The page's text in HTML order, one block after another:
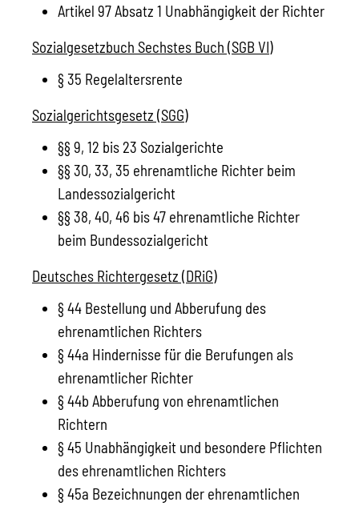
Artikel 97 Absatz 1 Unabhängigkeit der Richter
Sozialgesetzbuch Sechstes Buch (SGB VI)
§ 35 Regelaltersrente
Sozialgerichtsgesetz (SGG)
§§ 9, 12 bis 23 Sozialgerichte
§§ 30, 33, 35 ehrenamtliche Richter beim
Landessozialgericht
§§ 38, 40, 46 bis 47 ehrenamtliche Richter
beim Bundessozialgericht
Deutsches Richtergesetz (DRiG)
§ 44 Bestellung und Abberufung des
ehrenamtlichen Richters
§ 44a Hindernisse für die Berufungen als
ehrenamtlicher Richter
§ 44b Abberufung von ehrenamtlichen
Richtern
§ 45 Unabhängigkeit und besondere Pflichten
des ehrenamtlichen Richters
§ 45a Bezeichnungen der ehrenamtlichen